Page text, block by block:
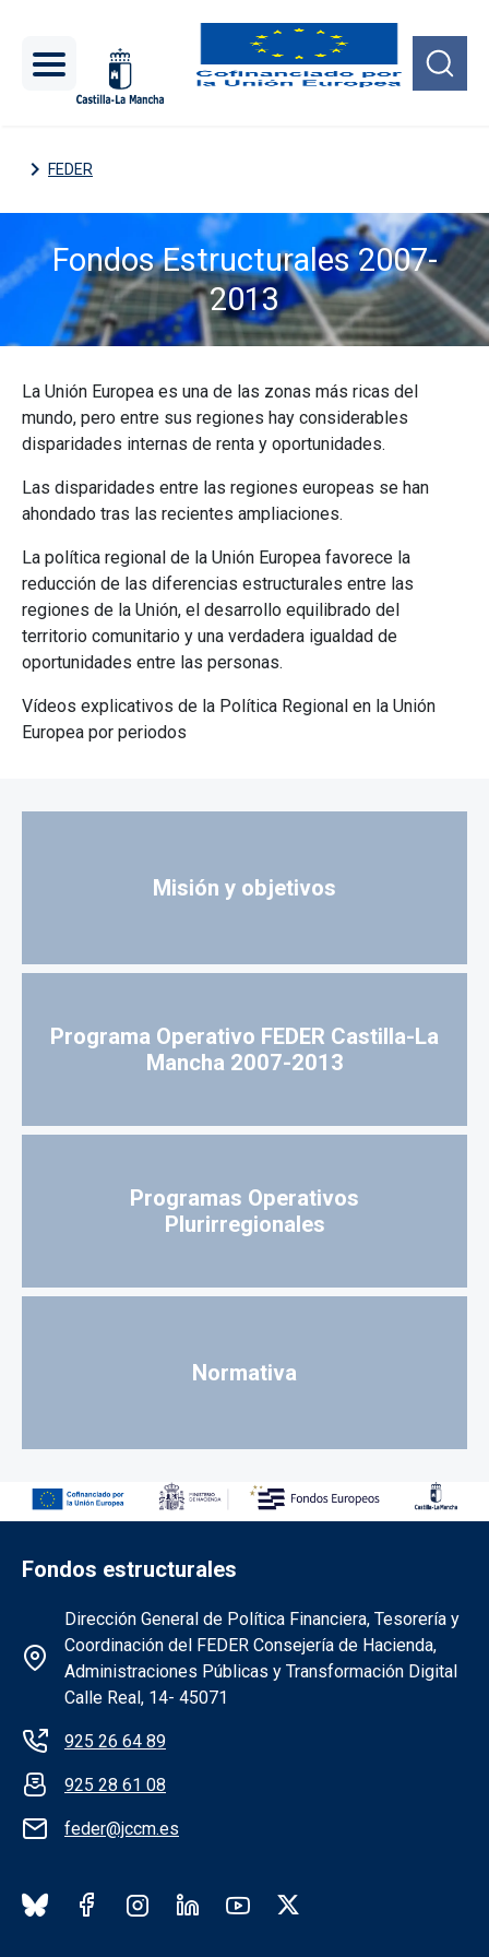
FEDER
Fondos Estructurales 2007-
2013
Imagen
La Unión Europea es una de las zonas más ricas del
mundo, pero entre sus regiones hay considerables
disparidades internas de renta y oportunidades.
Las disparidades entre las regiones europeas se han
ahondado tras las recientes ampliaciones.
La política regional de la Unión Europea favorece la
reducción de las diferencias estructurales entre las
regiones de la Unión, el desarrollo equilibrado del
territorio comunitario y una verdadera igualdad de
oportunidades entre las personas.
Vídeos explicativos de la Política Regional en la Unión
Europea por periodos
Misión y objetivos
Programa Operativo FEDER Castilla-La
Mancha 2007-2013
Programas Operativos
Plurirregionales
Normativa
Fondos estructurales
Información de la institución FEDER
Dirección General de Política Financiera, Tesorería y
Coordinación del FEDER Consejería de Hacienda,
Administraciones Públicas y Transformación Digital
Calle Real, 14- 45071
925 26 64 89
925 28 61 08
feder@jccm.es
Redes sociales institución FEDER